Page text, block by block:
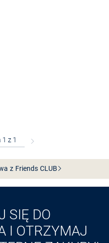
z Friends
zwrotu towaru: 60 dni
VANGRAAF
SIĘ DO
I OTRZYMAJ